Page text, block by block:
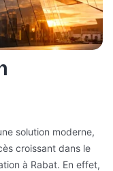
solution moderne,
croissant dans le
à Rabat. En effet,